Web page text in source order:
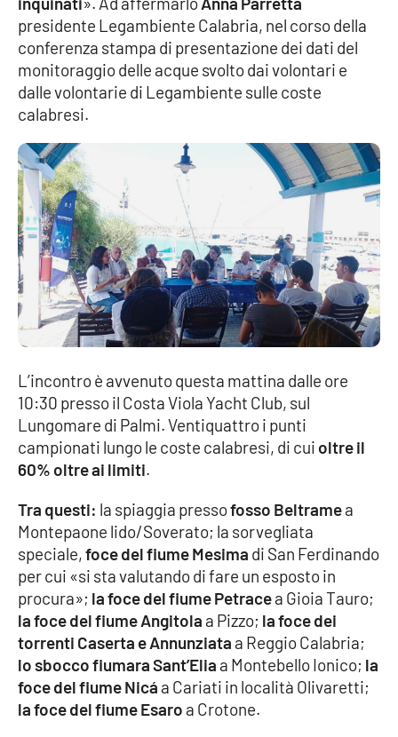
Cultura
Economia e Lavoro
Sanità
Società
Sport
RUBRICHE
Good Morning Vietnam
Parchi Marini Calabria
Leggendo Alvaro insieme
Imprese Di Calabria
Le perfidie di Antonella Grippo
Venti di comunicazione
STREAMING
LaC TV
presidente Legambiente Calabria, nel corso della
conferenza stampa di presentazione dei dati del
monitoraggio delle acque svolto dai volontari e
dalle volontarie di Legambiente sulle coste
calabresi.
L’incontro è avvenuto questa mattina dalle ore
10:30 presso il Costa Viola Yacht Club, sul
Lungomare di Palmi. Ventiquattro i punti
campionati lungo le coste calabresi, di cui oltre il
60% oltre ai limiti.
Tra questi: la spiaggia pressofosso Beltramea
Montepaone lido/Soverato; la sorvegliata
speciale,foce del fiume Mesima di San Ferdinando
per cui «si sta valutando di fare un esposto in
procura»; la foce del fiume Petracea Gioia Tauro;
la foce del fiume Angitola a Pizzo; la foce dei
torrenti Caserta e Annunziata a Reggio Calabria;
lo sbocco fiumara Sant’Elia a Montebello Ionico; la
foce del fiume Nicá a Cariati in località Olivaretti;
la foce del fiume Esaro a Crotone.